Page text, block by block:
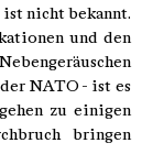
ist nicht bekannt.
und den
NATO - ist es
zu einigen
bringen